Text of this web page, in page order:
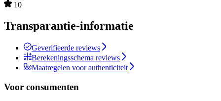
10
Transparantie-informatie
Geverifieerde reviews
Berekeningsschema reviews
Maatregelen voor authenticiteit
Voor consumenten